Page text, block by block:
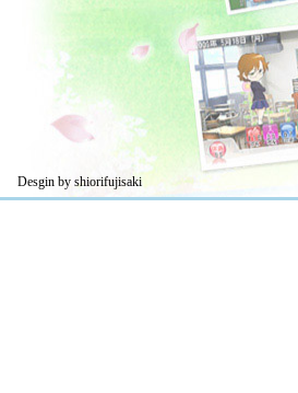
Desgin by shiorifujisaki